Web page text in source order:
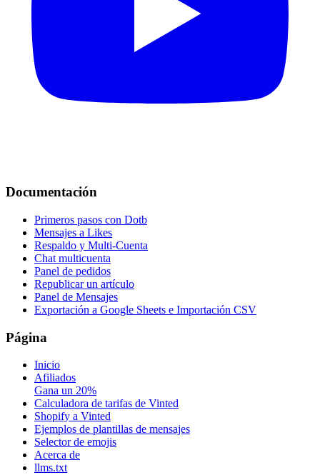
Documentación
Primeros pasos con Dotb
Mensajes a Likes
Respaldo y Multi-Cuenta
Chat multicuenta
Panel de pedidos
Republicar un artículo
Panel de Mensajes
Exportación a Google Sheets e Importación CSV
Página
Inicio
Afiliados
Gana un 20%
Calculadora de tarifas de Vinted
Shopify a Vinted
Ejemplos de plantillas de mensajes
Selector de emojis
Acerca de
llms.txt